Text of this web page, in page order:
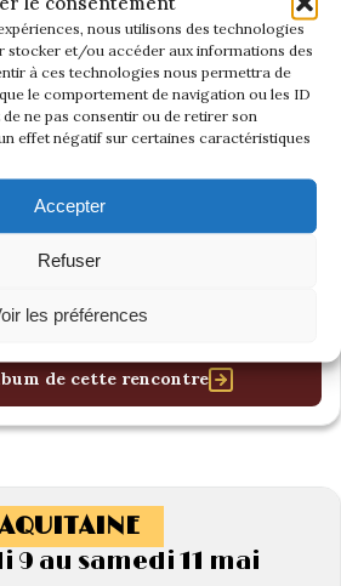
nous utilisons des technologies
stocker et/ou accéder aux informations des
à ces technologies nous permettra de
le comportement de navigation ou les ID
ne pas consentir ou de retirer son
effet négatif sur certaines caractéristiques
Accepter
Refuser
les préférences
de cette rencontre
AQUITAINE
9 au samedi 11 mai